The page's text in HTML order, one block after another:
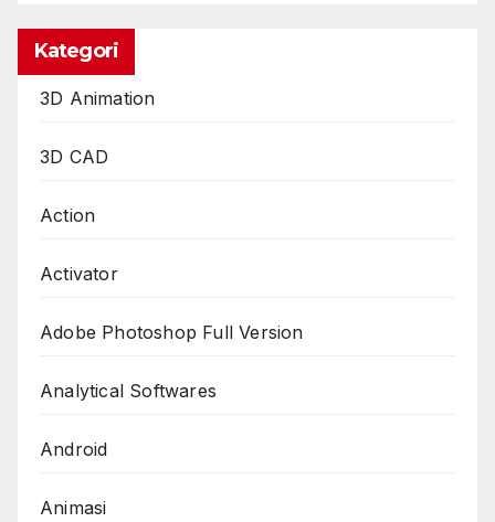
Kategori
3D Animation
3D CAD
Action
Activator
Adobe Photoshop Full Version
Analytical Softwares
Android
Animasi